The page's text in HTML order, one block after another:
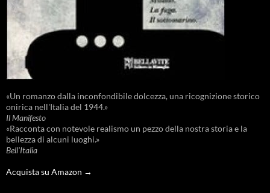
«Un romanzo dalla inconfondibile dolcezza, una ricognizione storico
onirica nell'Italia del 1944.»
Il Manifesto
«Racconta con notevole realismo un pezzo della nostra storia e la
bellezza di alcuni luoghi.»
Bell'Italia
Acquista su Amazon →